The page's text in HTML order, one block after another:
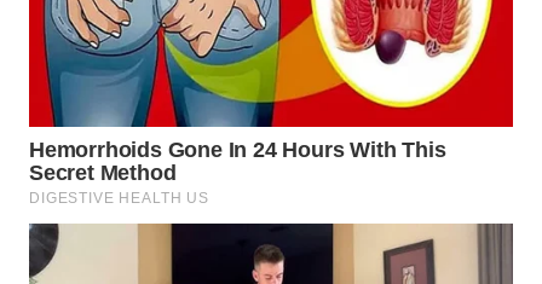
WN
PURWAKARTA
WN
PRIANGAN
TIMUR
WN
SEMARANG